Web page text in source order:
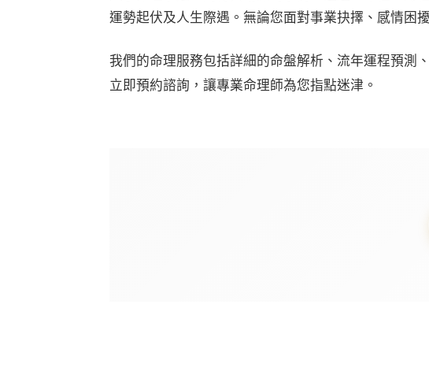
運勢起伏及人生際遇。無論您面對事業抉擇、感情困
我們的命理服務包括詳細的命盤解析、流年運程預測
立即預約諮詢，讓專業命理師為您指點迷津。